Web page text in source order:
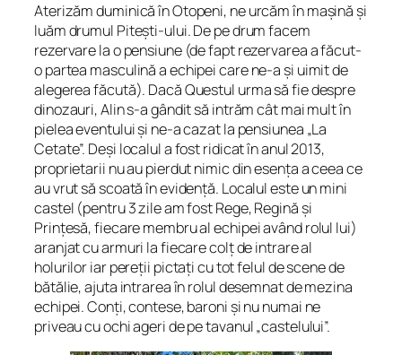
Aterizăm duminică în Otopeni, ne urcăm în mașină și
luăm drumul Pitești-ului. De pe drum facem
rezervare la o pensiune (de fapt rezervarea a făcut-
o partea masculină a echipei care ne-a și uimit de
alegerea făcută). Dacă Questul urma să fie despre
dinozauri, Alin s-a gândit să intrăm cât mai mult în
pielea eventului și ne-a cazat la pensiunea „La
Cetate”. Deși localul a fost ridicat în anul 2013,
proprietarii nu au pierdut nimic din esența a ceea ce
au vrut să scoată în evidență. Localul este un mini
castel (pentru 3 zile am fost Rege, Regină și
Prințesă, fiecare membru al echipei având rolul lui)
aranjat cu armuri la fiecare colț de intrare al
holurilor iar pereții pictați cu tot felul de scene de
bătălie, ajuta intrarea în rolul desemnat de mezina
echipei. Conți, contese, baroni și nu numai ne
priveau cu ochi ageri de pe tavanul „castelului”.